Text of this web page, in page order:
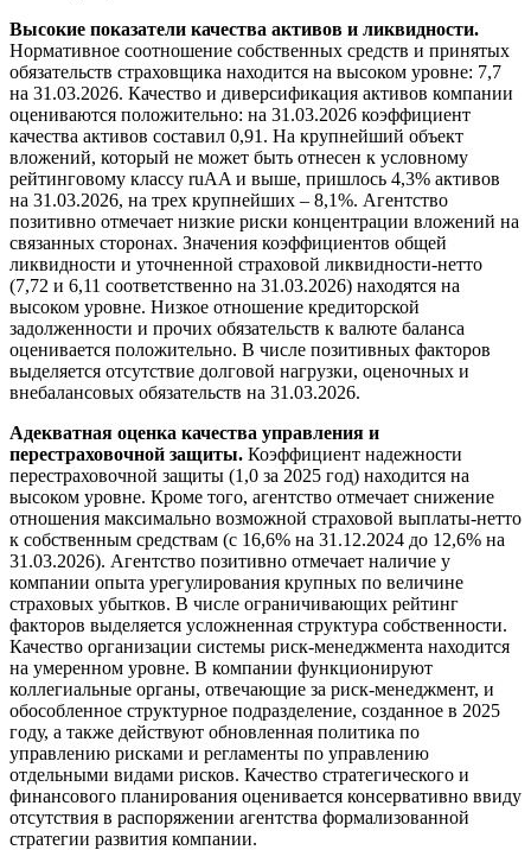
Высокие показатели качества активов и ликвидности.
Нормативное соотношение собственных средств и принятых
обязательств страховщика находится на высоком уровне: 7,7
на 31.03.2026. Качество и диверсификация активов компании
оцениваются положительно: на 31.03.2026 коэффициент
качества активов составил 0,91. На крупнейший объект
вложений, который не может быть отнесен к условному
рейтинговому классу ruAA и выше, пришлось 4,3% активов
на 31.03.2026, на трех крупнейших – 8,1%. Агентство
позитивно отмечает низкие риски концентрации вложений на
связанных сторонах. Значения коэффициентов общей
ликвидности и уточненной страховой ликвидности-нетто
(7,72 и 6,11 соответственно на 31.03.2026) находятся на
высоком уровне. Низкое отношение кредиторской
задолженности и прочих обязательств к валюте баланса
оценивается положительно. В числе позитивных факторов
выделяется отсутствие долговой нагрузки, оценочных и
внебалансовых обязательств на 31.03.2026.
Адекватная оценка качества управления и
перестраховочной защиты. Коэффициент надежности
перестраховочной защиты (1,0 за 2025 год) находится на
высоком уровне. Кроме того, агентство отмечает снижение
отношения максимально возможной страховой выплаты-нетто
к собственным средствам (с 16,6% на 31.12.2024 до 12,6% на
31.03.2026). Агентство позитивно отмечает наличие у
компании опыта урегулирования крупных по величине
страховых убытков. В числе ограничивающих рейтинг
факторов выделяется усложненная структура собственности.
Качество организации системы риск-менеджмента находится
на умеренном уровне. В компании функционируют
коллегиальные органы, отвечающие за риск-менеджмент, и
обособленное структурное подразделение, созданное в 2025
году, а также действуют обновленная политика по
управлению рисками и регламенты по управлению
отдельными видами рисков. Качество стратегического и
финансового планирования оценивается консервативно ввиду
отсутствия в распоряжении агентства формализованной
стратегии развития компании.